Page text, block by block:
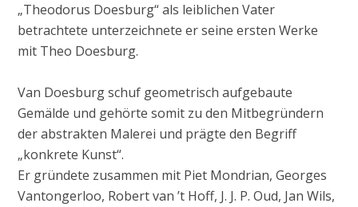
„Theodorus Doesburg“ als leiblichen Vater
betrachtete unterzeichnete er seine ersten Werke
mit Theo Doesburg.
Van Doesburg schuf geometrisch aufgebaute
Gemälde und gehörte somit zu den Mitbegründern
der abstrakten Malerei und prägte den Begriff
„konkrete Kunst“.
Er gründete zusammen mit Piet Mondrian, Georges
Vantongerloo, Robert van ’t Hoff, J. J. P. Oud, Jan Wils,